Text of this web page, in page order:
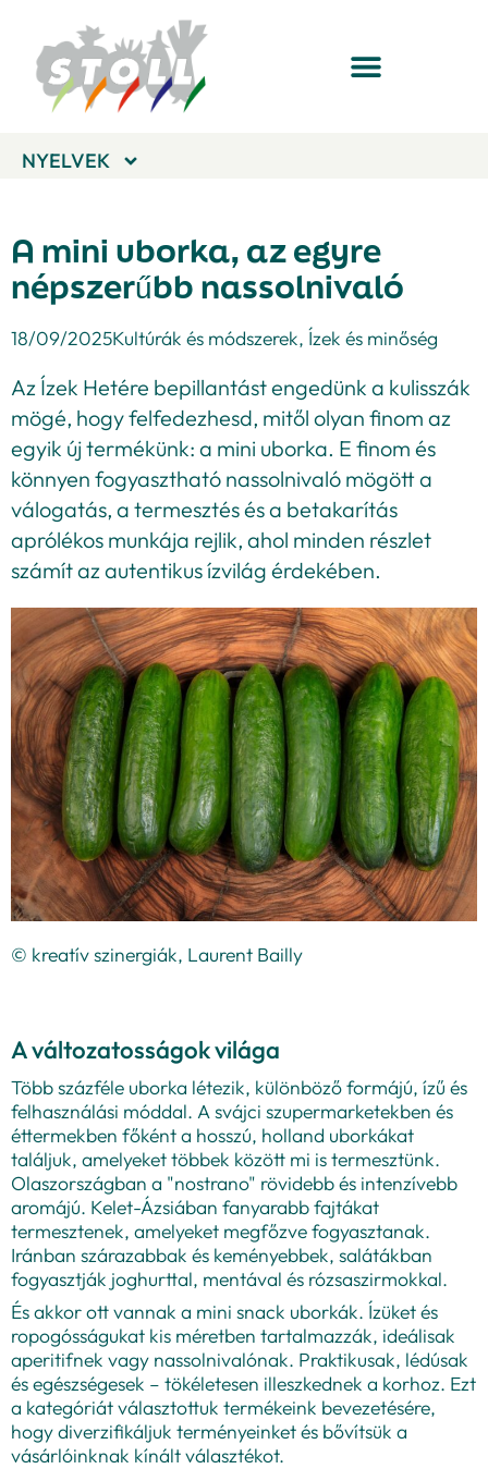
NYELVEK
A mini uborka, az egyre
népszerűbb nassolnivaló
18/09/2025Kultúrák és módszerek, Ízek és minőség
Az Ízek Hetére bepillantást engedünk a kulisszák
mögé, hogy felfedezhesd, mitől olyan finom az
egyik új termékünk: a mini uborka. E finom és
könnyen fogyasztható nassolnivaló mögött a
válogatás, a termesztés és a betakarítás
aprólékos munkája rejlik, ahol minden részlet
számít az autentikus ízvilág érdekében.
© kreatív szinergiák, Laurent Bailly
A változatosságok világa
Több százféle uborka létezik, különböző formájú, ízű és
felhasználási móddal. A svájci szupermarketekben és
éttermekben főként a hosszú, holland uborkákat
találjuk, amelyeket többek között mi is termesztünk.
Olaszországban a "nostrano" rövidebb és intenzívebb
aromájú. Kelet-Ázsiában fanyarabb fajtákat
termesztenek, amelyeket megfőzve fogyasztanak.
Iránban szárazabbak és keményebbek, salátákban
fogyasztják joghurttal, mentával és rózsaszirmokkal.
És akkor ott vannak a mini snack uborkák. Ízüket és
ropogósságukat kis méretben tartalmazzák, ideálisak
aperitifnek vagy nassolnivalónak. Praktikusak, lédúsak
és egészségesek – tökéletesen illeszkednek a korhoz. Ezt
a kategóriát választottuk termékeink bevezetésére,
hogy diverzifikáljuk terményeinket és bővítsük a
vásárlóinknak kínált választékot.